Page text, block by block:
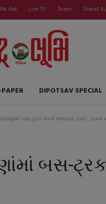
Are Live TV Team Guest
DIPOTSAV SPECIAL
બસ-ટ્રક વચ્ચે ભયાનક ટક્કર : ર૦ના
બસ-